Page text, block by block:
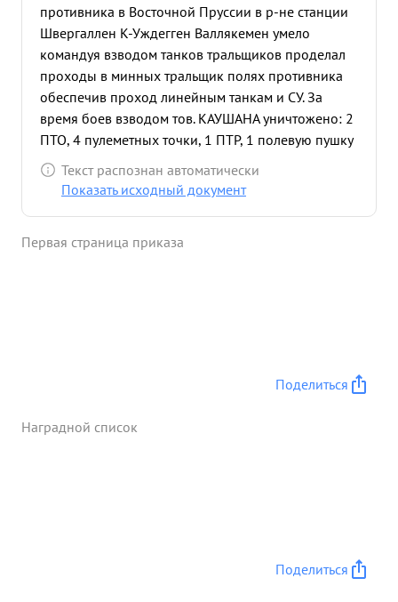
противника в Восточной Пруссии в р-не станции
Швергаллен К-Уждегген Валлякемен умело
командуя взводом танков тральщиков проделал
проходы в минных тральщик полях противника
обеспечив проход линейным танкам и СУ. За
время боев взводом тов. КАУШАНА уничтожено: 2
ПТО, 4 пулеметных точки, 1 ПТР, 1 полевую пушку
,15 солдат и офицеров противника. При
проделывании проходов в минных полях
командование взводом танков тральщиков в бою
Текст распознан автоматически
Показать исходный документ
Первая страница приказа
Поделиться
Наградной список
Поделиться